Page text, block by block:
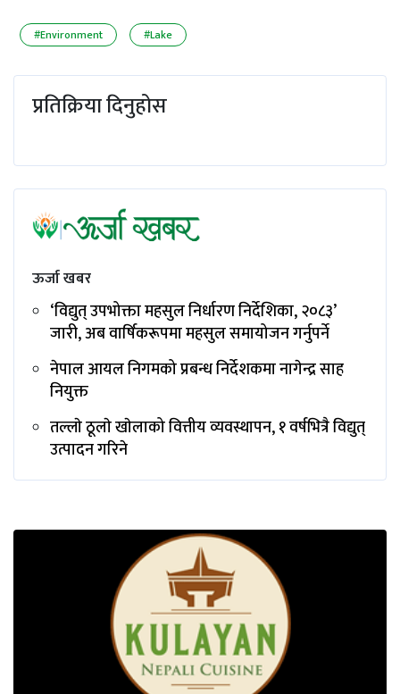
#Environment #Lake
प्रतिक्रिया दिनुहोस
ऊर्जा खबर
‘विद्युत् उपभोक्ता महसुल निर्धारण निर्देशिका, २०८३’
जारी, अब वार्षिकरूपमा महसुल समायोजन गर्नुपर्ने
नेपाल आयल निगमको प्रबन्ध निर्देशकमा नागेन्द्र साह
नियुक्त
तल्लाे ठूलाे खाेलाको वित्तीय व्यवस्थापन, १ वर्षभित्रै विद्युत्
उत्पादन गरिने